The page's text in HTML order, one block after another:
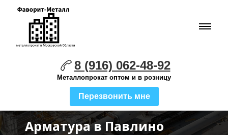
8 (916) 062-48-92
Металлопрокат оптом и в розницу
Перезвонить мне
Арматура в Павлино